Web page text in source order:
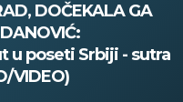
DOČEKALA GA
u poseti Srbiji - sutra
VIDEO)